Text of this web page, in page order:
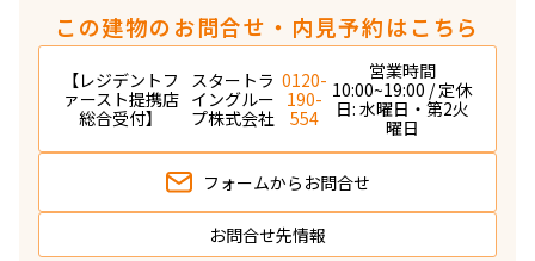
この建物のお問合せ・内見予約はこちら
【レジデントフ
ァースト提携店
総合受付】
スタートラ
イングルー
プ株式会社
0120-
190-
554
営業時間
10:00~19:00 / 定休
日: 水曜日・第2火
曜日
フォームから お問合せ
お問合せ先情報